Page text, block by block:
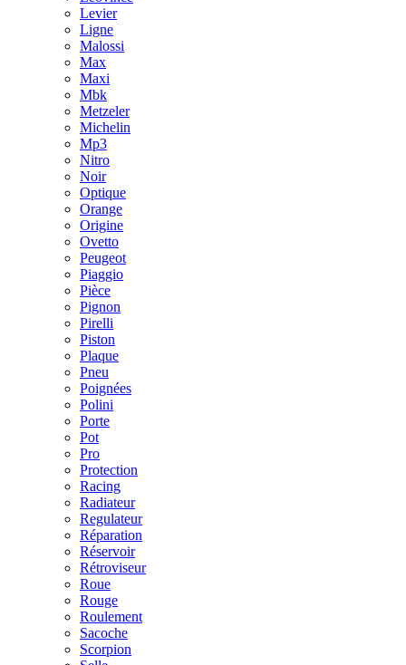
Levier
Ligne
Malossi
Max
Maxi
Mbk
Metzeler
Michelin
Mp3
Nitro
Noir
Optique
Orange
Origine
Ovetto
Peugeot
Piaggio
Pièce
Pignon
Pirelli
Piston
Plaque
Pneu
Poignées
Polini
Porte
Pot
Pro
Protection
Racing
Radiateur
Regulateur
Réparation
Réservoir
Rétroviseur
Roue
Rouge
Roulement
Sacoche
Scorpion